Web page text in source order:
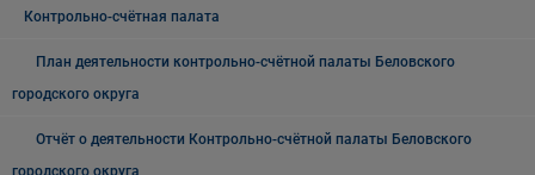
Контрольно-счётная палата
План деятельности контрольно-счётной палаты Беловского
городского округа
Отчёт о деятельности Контрольно-счётной палаты Беловского
городского округа